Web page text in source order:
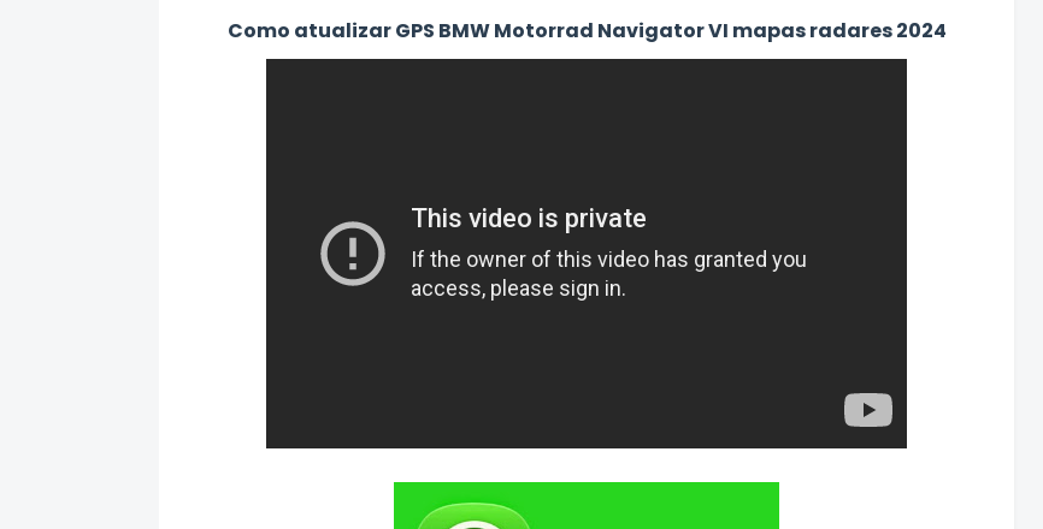
Como atualizar GPS BMW Motorrad Navigator VI mapas radares 2024